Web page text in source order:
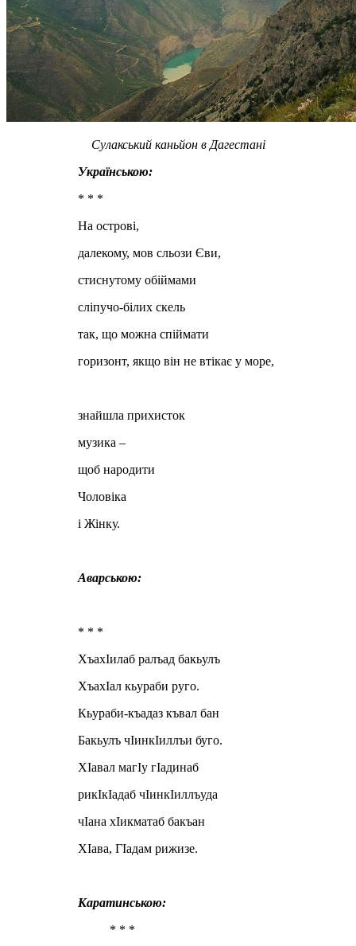
Сулакський каньйон в Дагестані
Українською:
* * *
На острові,
далекому, мов сльози Єви,
стиснутому обіймами
сліпучо-білих скель
так, що можна спіймати
горизонт, якщо він не втікає у море,
знайшла прихисток
музика –
щоб народити
Чоловіка
і Жінку.
Аварською:
* * *
ХъахIилаб ралъад бакьулъ
ХъахIал кьураби руго.
Кьураби-къадаз къвал бан
Бакьулъ чIинкIиллъи буго.
ХIавал магIу гIадинаб
рикIкIадаб чIинкIиллъуда
чIана хIикматаб бакъан
ХIава, ГIадам рижизе.
Каратинською:
* * *